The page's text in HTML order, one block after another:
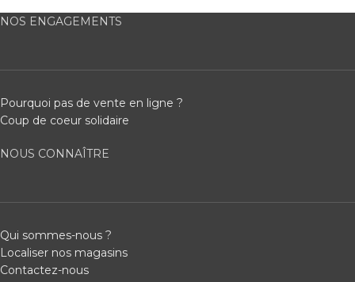
NOS ENGAGEMENTS
Pourquoi pas de vente en ligne ?
Coup de coeur solidaire
NOUS CONNAÎTRE
Qui sommes-nous ?
Localiser nos magasins
Contactez-nous